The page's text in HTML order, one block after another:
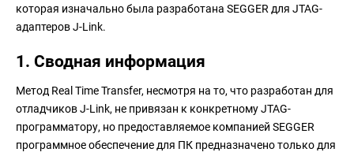
которая изначально была разработана SEGGER для JTAG-
адаптеров J-Link.
1. Сводная информация
Метод Real Time Transfer, несмотря на то, что разработан для
отладчиков J-Link, не привязан к конкретному JTAG-
программатору, но предоставляемое компанией SEGGER
программное обеспечение для ПК предназначено только для